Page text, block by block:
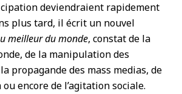
deviendraient rapidement
plus tard, il écrit un nouvel
meilleur du monde, constat de la
de la manipulation des
propagande des mass medias, de
encore de l’agitation sociale.